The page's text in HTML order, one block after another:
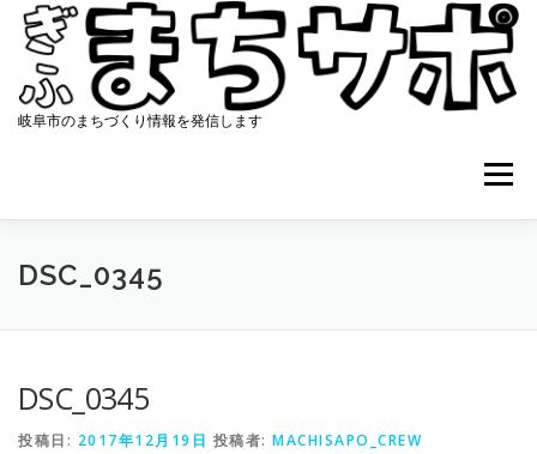
プ
岐阜市のまちづくり情報を発信します
メニュー
ホーム まちサポについて
DSC_0345
DSC_0345
投稿日: 2017年12月19日 投稿者: MACHISAPO_CREW